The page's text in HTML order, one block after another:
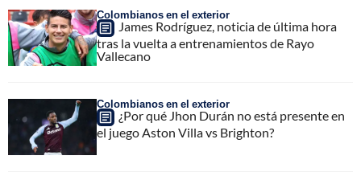
Colombianos en el exterior
James Rodríguez, noticia de última hora
tras la vuelta a entrenamientos de Rayo
Vallecano
Colombianos en el exterior
¿Por qué Jhon Durán no está presente en
el juego Aston Villa vs Brighton?